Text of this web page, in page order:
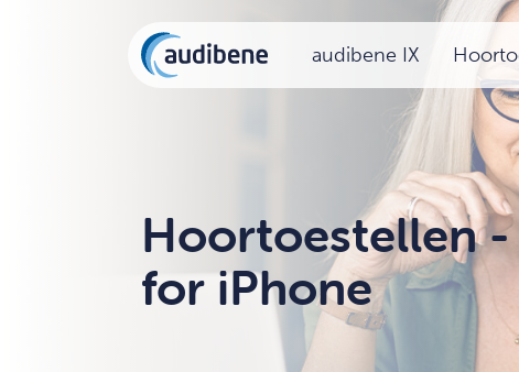
audibene IX
Hoortoestellen -
for iPhone